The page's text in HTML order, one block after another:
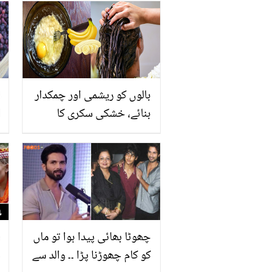
بالوں کو ریشمی اور چمکدار
بنائے، خشکی سکری کا
نشونما اورخوبصورتی کے
لئے کیلا جادوئی اثر دکھائے
چھوٹا بھائی پیدا ہوا تو ماں
کو کام چھوڑنا پڑا ۔۔ والد سے